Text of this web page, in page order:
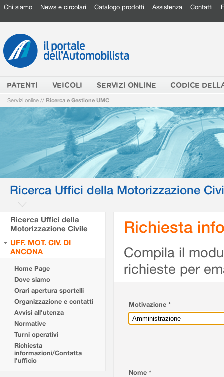
Chi siamo News e circolari Catalogo prodotti Assistenza Contatti
PATENTI VEICOLI SERVIZI ONLINE CODICE
Servizi online // Ricerca e Gestione UMC
Ricerca Uffici della Motorizzazione
Ricerca Uffici della
Motorizzazione Civile
UFF. MOT. CIV. DI
ANCONA
Home Page
Dove siamo
Orari apertura sportelli
Organizzazione e contatti
Avvisi all'utenza
Normative
Turni operativi
Richiesta
informazioni/Contatta
l'ufficio
Richiesta
Compila il
richieste per
Motivazione *
Nome *